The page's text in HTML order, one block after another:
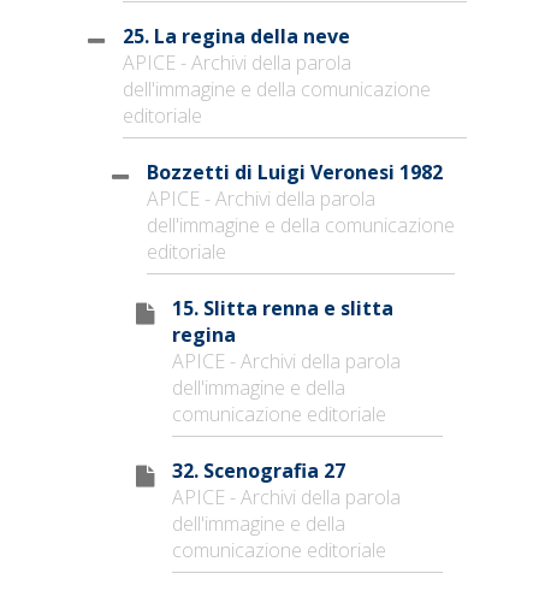
25. La regina della neve
APICE - Archivi della parola
dell'immagine e della comunicazione
editoriale
Bozzetti di Luigi Veronesi 1982
APICE - Archivi della parola
dell'immagine e della comunicazione
editoriale
15. Slitta renna e slitta
regina
APICE - Archivi della parola
dell'immagine e della
comunicazione editoriale
32. Scenografia 27
APICE - Archivi della parola
dell'immagine e della
comunicazione editoriale